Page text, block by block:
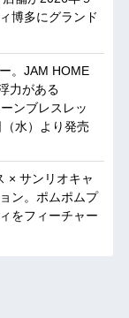
博多にグランド
。JAM HOME
力がある
ンブレスレッ
水）より発売
× サンリオキャ
ン。ポムポムプ
をフィーチャー